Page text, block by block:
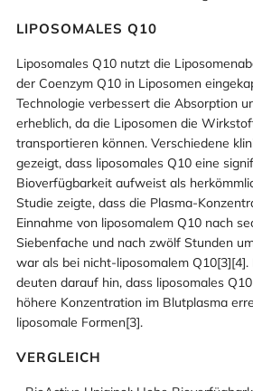
LIPOSOMALES Q10
Liposomales Q10 nutzt die
der Coenzym Q10 in Liposomen
Technologie verbessert die Absorption
erheblich, da die Liposomen die
transportieren können. Verschiedene
gezeigt, dass liposomales Q10 eine
Bioverfügbarkeit aufweist als
Studie zeigte, dass die Plasma-
Einnahme von liposomalem Q10 nach
Siebenfache und nach zwölf Stunden
war als bei nicht-liposomalem Q10[3][4].
deuten darauf hin, dass liposomales
höhere Konzentration im Blutplasma
liposomale Formen[3].
VERGLEICH